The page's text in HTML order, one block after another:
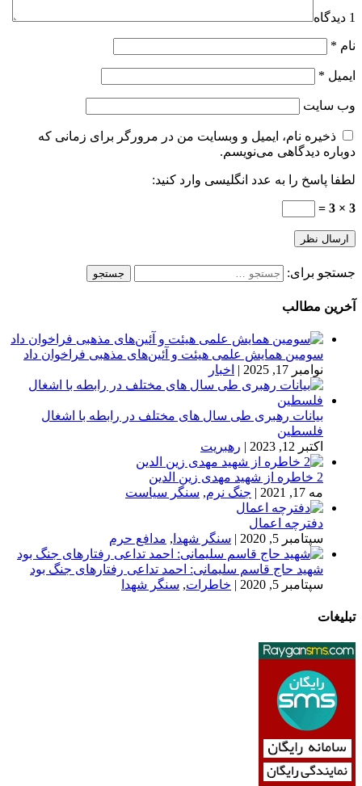
1 دیدگاه
نام *
ایمیل *
وب‌ سایت
ذخیره نام، ایمیل و وبسایت من در مرورگر برای زمانی که
دوباره دیدگاهی می‌نویسم.
لطفا پاسخ را به عدد انگلیسی وارد کنید:
3 × 3 =
جستجو برای:
آخرین مطالب
سومین همایش علمی هیئت و آئین‌های مذهبی فراخوان داد
نوامبر 17, 2025
| اخبار
بیانات رهبری طی سال های مختلف در رابطه با اشغال
فلسطین
اکتبر 12, 2023
| رهبریت
2 خاطره از شهید مهدی زین الدین
مه 17, 2021
| جنگ نرم, سنگر سیاست
دفترچه اعمال
سپتامبر 5, 2020
| سنگر شهدا , مدافع حرم
شهید حاج قاسم سلیمانی: احمد تداعی رفتارهای جنگ بود
سپتامبر 5, 2020
| خاطرات, سنگر شهدا
تبلیغات